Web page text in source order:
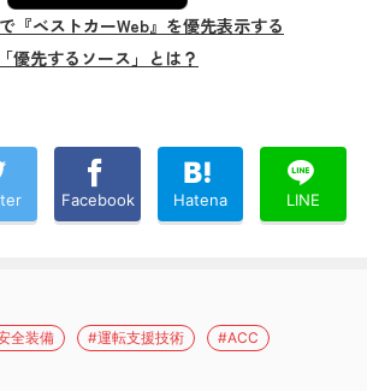
『ベストカーWeb』を優先表示する
「優先するソース」とは？
Facebook Hatena LINE
全装備 #運転支援技術 #ACC